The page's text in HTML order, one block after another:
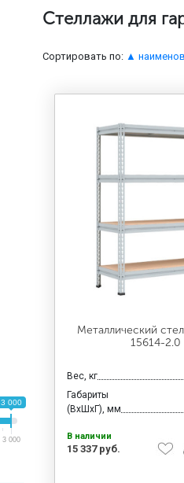
3 000
3 000
Стеллажи для
Сортировать по: ▲
Металлический
15614-2.0
Вес, кг
Габариты
(ВхШхГ), мм
В наличии
15 337 руб.